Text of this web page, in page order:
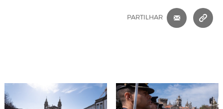
PARTILHAR